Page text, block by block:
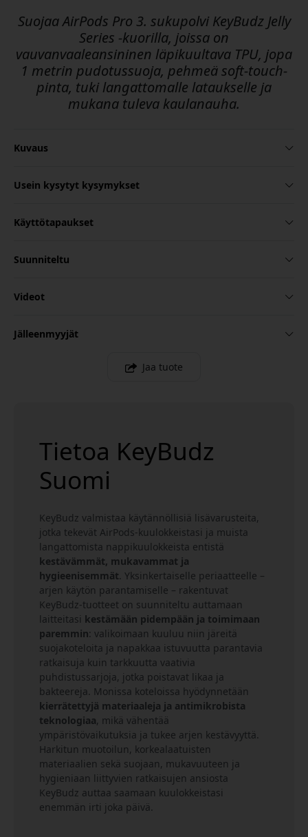
Suojaa AirPods Pro 3. sukupolvi KeyBudz Jelly
Series -kuorilla, joissa on
vauvanvaaleansininen läpikuultava TPU, jopa
1 metrin pudotussuoja, pehmeä soft-touch-
pinta, tuki langattomalle lataukselle ja
mukana tuleva kaulanauha.
Kuvaus
Usein kysytyt kysymykset
Käyttötapaukset
Suunniteltu
Videot
Jälleenmyyjät
Jaa tuote
Tietoa KeyBudz
Suomi
KeyBudz valmistaa käytännöllisiä lisävarusteita,
jotka tekevät AirPods-kuulokkeistasi ja muista
langattomista nappikuulokkeista entistä
kestävämmät, mukavammat ja
hygieenisemmät. Yksinkertaiselle periaatteelle –
arjen käytön parantamiselle – rakentuvat
KeyBudz-tuotteet on suunniteltu auttamaan
laitteitasi kestämään pidempään ja toimimaan
paremmin: valikoimaan kuuluu niin järeitä
suojakoteloita ja napakkaa istuvuutta parantavia
ratkaisuja kuin tarkkuutta vaativia
puhdistussarjoja, jotka poistavat likaa ja
bakteereja. Monissa koteloissa hyödynnetään
kierrätettyjä materiaaleja ja antimikrobista
teknologiaa, mikä vähentää
ympäristövaikutuksia ja tukee arjen kestävyyttä.
Harkitun muotoilun, korkealaatuisten
materiaalien sekä suojaan, mukavuuteen ja
hygieniaan liittyvien ratkaisujen ansiosta
KeyBudz auttaa saamaan kuulokkeistasi
enemmän irti joka päivä.